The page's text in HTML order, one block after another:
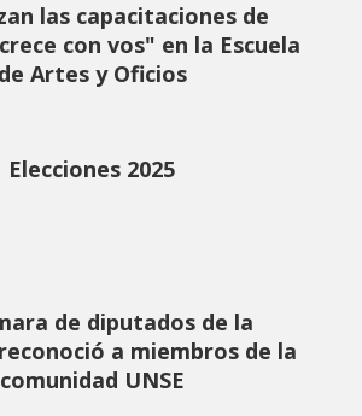
las capacitaciones de
con vos" en la Escuela
de Artes y Oficios
Elecciones 2025
de diputados de la
a miembros de la
comunidad UNSE